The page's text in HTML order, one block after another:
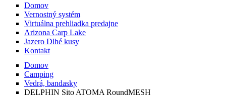
Domov
Vernostný systém
Virtuálna prehliadka predajne
Arizona Carp Lake
Jazero Dlhé kusy
Kontakt
Domov
Camping
Vedrá, bandasky
DELPHIN Sito ATOMA RoundMESH